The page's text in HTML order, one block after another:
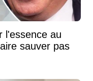
l'essence au
sauver pas